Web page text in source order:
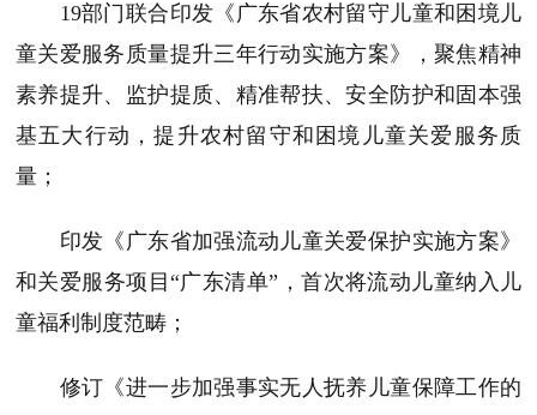
19部门联合印发《广东省农村留守儿童和困境儿
童关爱服务质量提升三年行动实施方案》，聚焦精神
素养提升、监护提质、精准帮扶、安全防护和固本强
基五大行动，提升农村留守和困境儿童关爱服务质
量；
印发《广东省加强流动儿童关爱保护实施方案》
和关爱服务项目“广东清单”，首次将流动儿童纳入儿
童福利制度范畴；
修订《进一步加强事实无人抚养儿童保障工作的